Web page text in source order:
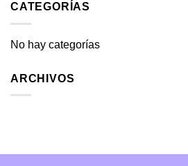
CATEGORÍAS
No hay categorías
ARCHIVOS